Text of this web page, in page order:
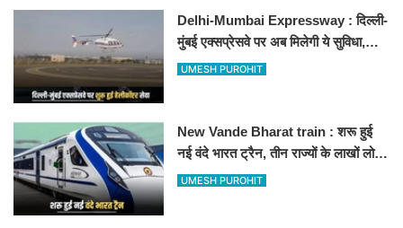
Delhi-Mumbai Expressway : दिल्ली-
मुंबई एक्सप्रेसवे पर अब मिलेगी ये सुविधा,
हेलीकॉप्टर सर्विस से तुरंत घायल पहुंचेगा
UMESH PUROHIT
New Vande Bharat train : शरू हुई
नई वंदे भारत ट्रैन, तीन राज्यों के लाखों लोगों
का सफर होगा आसान, देखें पूरा रूटमैप
UMESH PUROHIT